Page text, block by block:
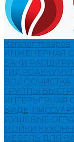
Каталог товаров
ИНЖЕНЕРНАЯ
БАКИ
ВОДООЧИСТКА
ГРУППЫ
ИНТЕРЬЕРНАЯ
БИДЕ,
ДУШЕВЫЕ
МОЙКИ
МЕБЕЛЬ ДЛЯ